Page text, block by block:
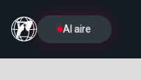
Al aire